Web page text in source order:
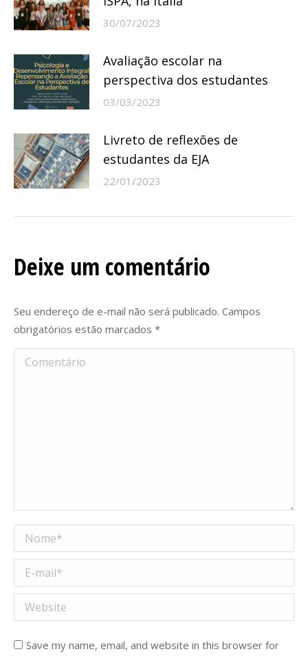
30/07/2023
Avaliação escolar na
perspectiva dos estudantes
03/03/2023
Livreto de reflexões de
estudantes da EJA
22/01/2023
Deixe um comentário
Seu endereço de e-mail não será publicado. Campos
obrigatórios estão marcados *
Comentário
Nome *
E-mail *
Website
Save my name, email, and website in this browser for